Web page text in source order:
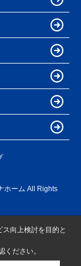
ホーム All Rights
向上検討を目的と
ください。